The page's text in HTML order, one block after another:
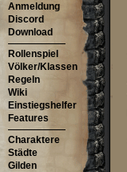
Anmeldung
Discord
Download
Rollenspiel
Völker/Klassen
Regeln
Wiki
Einstiegshelfer
Features
Charaktere
Städte
Gilden